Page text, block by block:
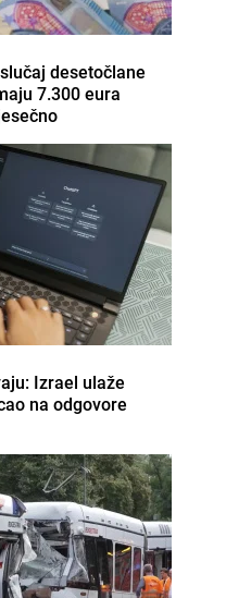
desetočlane
7.300 eura
Izrael ulaže
na odgovore